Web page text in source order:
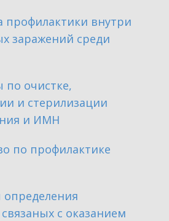
профилактики внутри
заражений среди
по очистке,
и стерилизации
и ИМН
по профилактике
с оказанием